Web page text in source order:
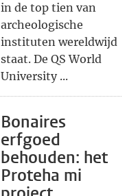
in de top tien van
archeologische
instituten wereldwijd
staat. De QS World
University ...
Bonaires
erfgoed
behouden: het
Proteha mi